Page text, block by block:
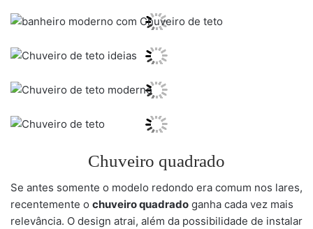
Chuveiro quadrado
Se antes somente o modelo redondo era comum nos lares,
recentemente o chuveiro quadrado ganha cada vez mais
relevância. O design atrai, além da possibilidade de instalar